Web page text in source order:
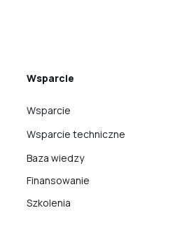
Wsparcie
Wsparcie
Wsparcie techniczne
Baza wiedzy
Finansowanie
Szkolenia